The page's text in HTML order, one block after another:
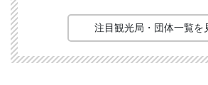
注目観光局・団体一覧を